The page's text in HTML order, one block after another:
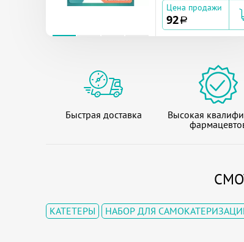
Цена продажи
92a
Быстрая доставка Высокая
КАТЕТЕРЫ НАБОР ДЛЯ